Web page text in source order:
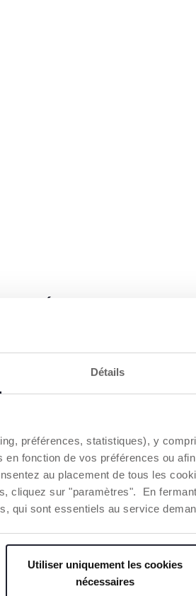
Détails
préférences, statistiques), y
fonction de vos préférences ou
au placement de tous les
cliquez sur "paramètres". En
qui sont essentiels au service
Utiliser uniquement les cookies
nécessaires
ANTI-
par 9 bébés
forme
de bébé
tétée. Elle favorise
TÉTÉE
INSTINCTIVE
La tétine
parfaitement
bébéet
succion.
bébés sur 10.*
étude menée
bébés